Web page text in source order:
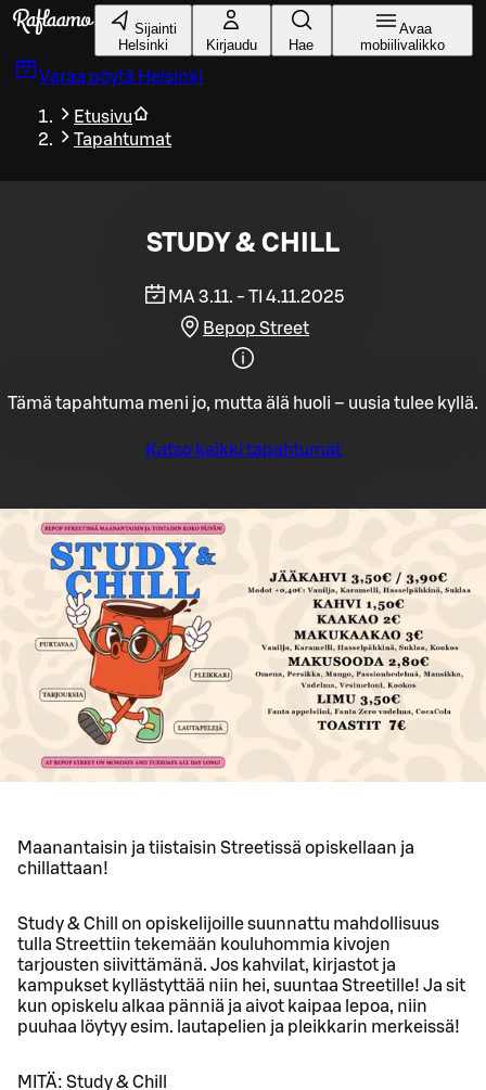
Siirry pääsisältöön
Sijainti
Helsinki
Kirjaudu Hae
Avaa
mobiilivalikko
Varaa pöytä Helsinki
Etusivu
Tapahtumat
STUDY & CHILL
MA 3.11. - TI 4.11.2025
Bepop Street
Tämä tapahtuma meni jo, mutta älä huoli – uusia tulee kyllä.
Katso kaikki tapahtumat
Maanantaisin ja tiistaisin Streetissä opiskellaan ja
chillattaan!
Study & Chill on opiskelijoille suunnattu mahdollisuus
tulla Streettiin tekemään kouluhommia kivojen
tarjousten siivittämänä. Jos kahvilat, kirjastot ja
kampukset kyllästyttää niin hei, suuntaa Streetille! Ja sit
kun opiskelu alkaa pänniä ja aivot kaipaa lepoa, niin
puuhaa löytyy esim. lautapelien ja pleikkarin merkeissä!
MITÄ: Study & Chill